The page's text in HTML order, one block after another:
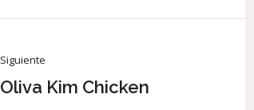
Siguiente
Oliva Kim Chicken